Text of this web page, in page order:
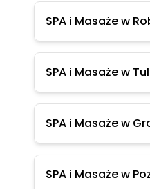
SPA i Masaże w
SPA i Masaże w
SPA i Masaże w
SPA i Masaże w